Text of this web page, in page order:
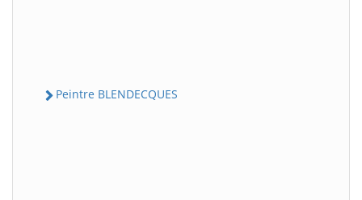
Peintre BLENDECQUES